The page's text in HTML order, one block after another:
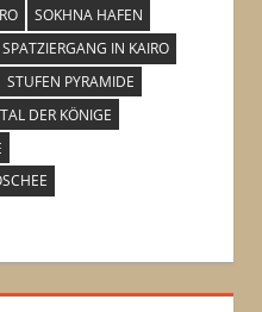
SOKHNA HAFEN
SPATZIERGANG IN KAIRO
STUFEN PYRAMIDE
TAL DER KÖNIGE